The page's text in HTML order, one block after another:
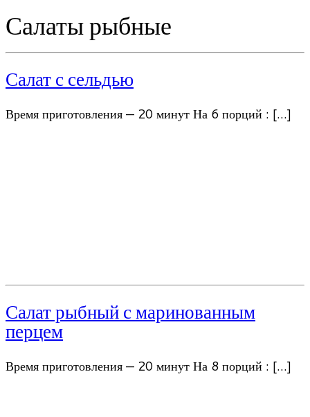
Салаты рыбные
Салат с сельдью
Время приготовления — 20 минут На 6 порций : […]
Салат рыбный с маринованным
перцем
Время приготовления — 20 минут На 8 порций : […]